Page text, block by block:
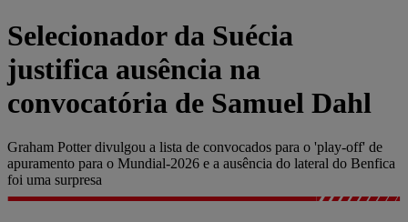
Selecionador da Suécia
justifica ausência na
convocatória de Samuel Dahl
Graham Potter divulgou a lista de convocados para o 'play-off' de
apuramento para o Mundial-2026 e a ausência do lateral do Benfica
foi uma surpresa